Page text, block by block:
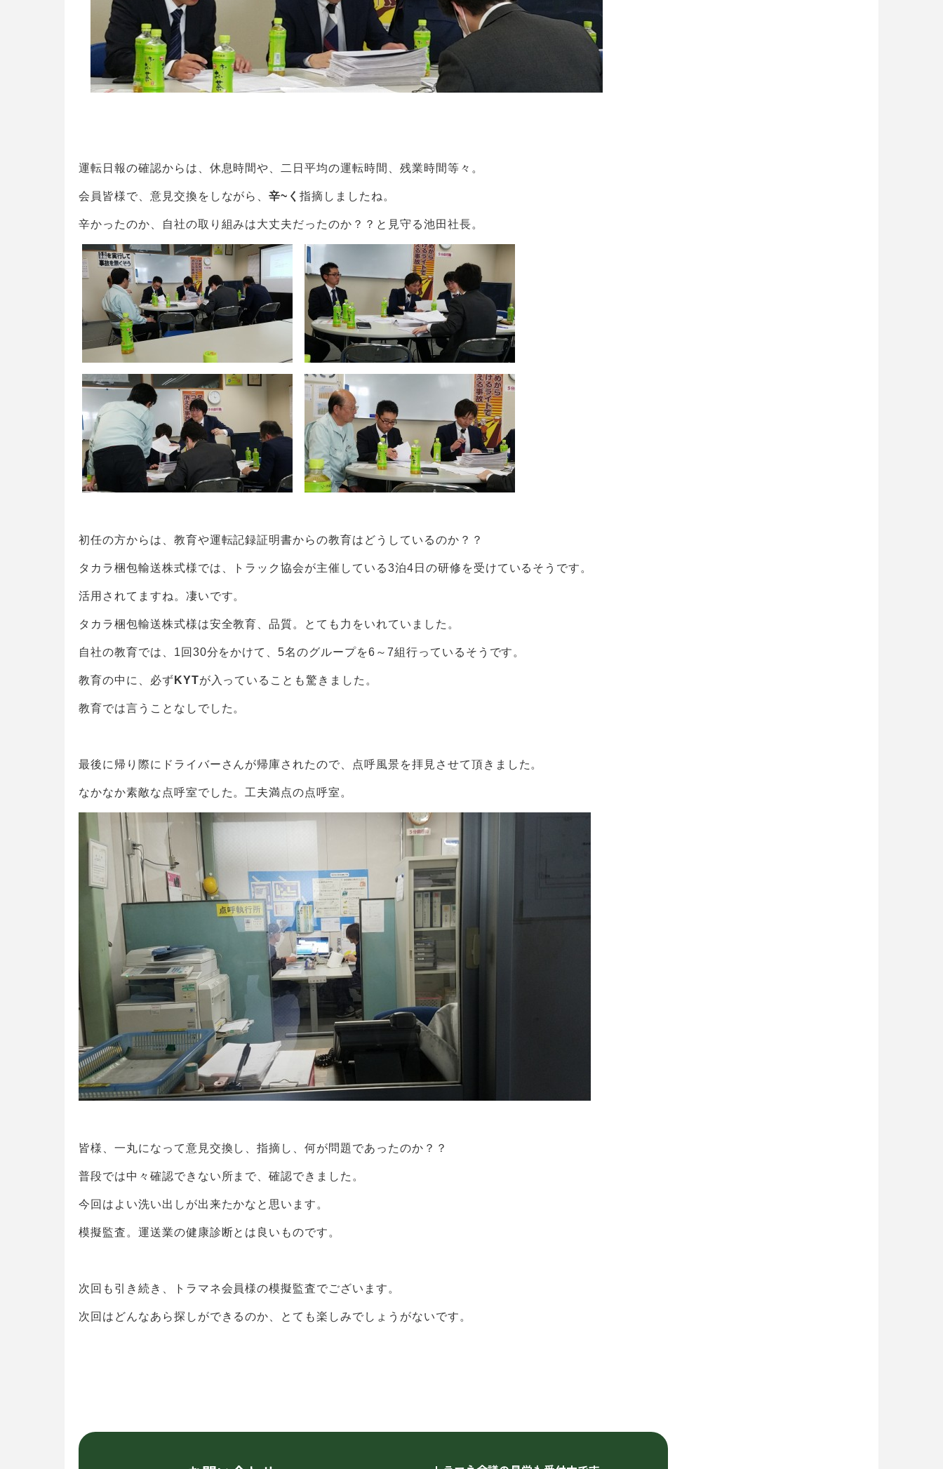
運転日報の確認からは、休息時間や、二日平均の運転時間、残業時間等々。
会員皆様で、意見交換をしながら、辛~く指摘しましたね。
辛かったのか、自社の取り組みは大丈夫だったのか？？と見守る池田社長。
初任の方からは、教育や運転記録証明書からの教育はどうしているのか？？
タカラ梱包輸送株式様では、トラック協会が主催している3泊4日の研修を受けているそうです。
活用されてますね。凄いです。
タカラ梱包輸送株式様は安全教育、品質。とても力をいれていました。
自社の教育では、1回30分をかけて、5名のグループを6～7組行っているそうです。
教育の中に、必ず KYTが入っていることも驚きました。
教育では言うことなしでした。
最後に帰り際にドライバーさんが帰庫されたので、点呼風景を拝見させて頂きました。
なかなか素敵な点呼室でした。工夫満点の点呼室。
皆様、一丸になって意見交換し、指摘し、何が問題であったのか？？
普段では中々確認できない所まで、確認できました。
今回はよい洗い出しが出来たかなと思います。
模擬監査。運送業の健康診断とは良いものです。
次回も引き続き、トラマネ会員様の模擬監査でございます。
次回はどんなあら探しができるのか、とても楽しみでしょうがないです。